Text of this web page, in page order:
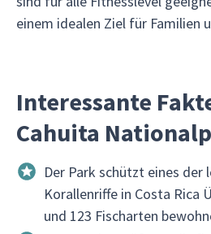
einem idealen Ziel für Familien
Interessante
Cahuita
Der Park schützt eines der
Korallenriffe in Costa Rica
und 123 Fischarten